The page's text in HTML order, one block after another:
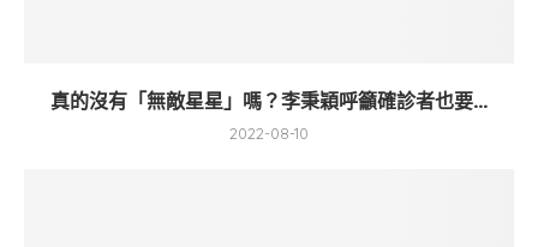
真的沒有「無敵星星」嗎？李秉穎呼籲確診者也要...
2022-08-10